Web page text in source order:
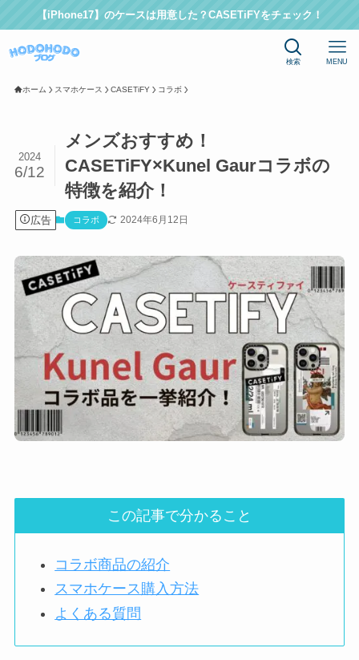
【iPhone17】のケースは用意した？CASETiFYをチェック！
検索 MENU
ホーム スマホケース CASETiFY コラボ
メンズおすすめ！
CASETiFY×Kunel Gaurコラボの
特徴を紹介！
2024
6/12
広告 コラボ 2024年6月12日
この記事で分かること
コラボ商品の紹介
スマホケース購入方法
よくある質問